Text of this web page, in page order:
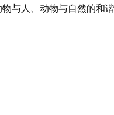
与人、动物与自然的和